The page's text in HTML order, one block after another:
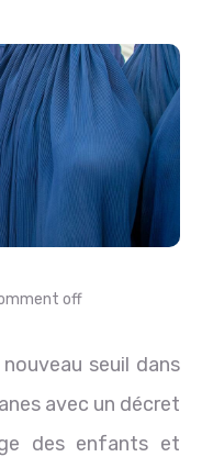
off
seuil dans
avec un décret
des enfants et